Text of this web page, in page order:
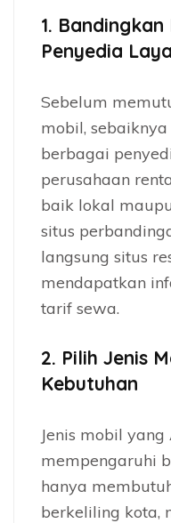
1.
Penyedia
Sebelum
mobil,
berbagai
perusahaan
baik lokal
situs
langsung situs
mendapatkan
tarif sewa.
2. Pilih Jenis
Kebutuhan
Jenis mobil
mempengaruhi
hanya
berkeliling kota,